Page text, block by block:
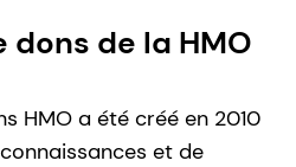
dons de la HMO
HMO a été créé en 2010
et de